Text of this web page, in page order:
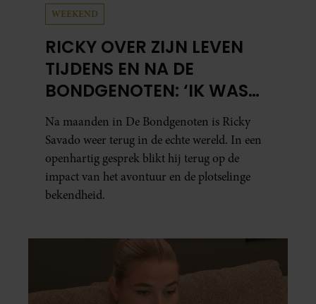
WEEKEND
RICKY OVER ZIJN LEVEN
TIJDENS EN NA DE
BONDGENOTEN: ‘IK WAS
MENTAAL EN FYSIEK
UITGEPUT’
Na maanden in De Bondgenoten is Ricky
Savado weer terug in de echte wereld. In een
openhartig gesprek blikt hij terug op de
impact van het avontuur en de plotselinge
bekendheid.